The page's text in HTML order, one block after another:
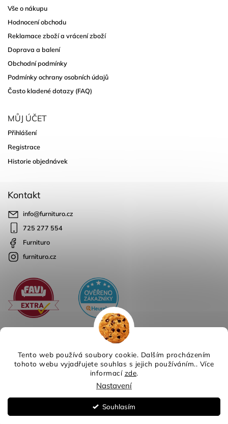
Tento web používá soubory cookie. Dalším procházením
tohoto webu vyjadřujete souhlas s jejich používáním.. Více
informací zde.
Nastavení
Souhlasím
Vše o nákupu
Hodnocení obchodu
Reklamace zboží a vrácení zboží
Doprava a balení
Obchodní podmínky
Podmínky ochrany osobních údajů
Často kladené dotazy (FAQ)
MŮJ ÚČET
Přihlášení
Registrace
Historie objednávek
Kontakt
info@furnituro.cz
725 277 554
Furnituro
furnituro.cz
. Všechna práva vyhrazena.